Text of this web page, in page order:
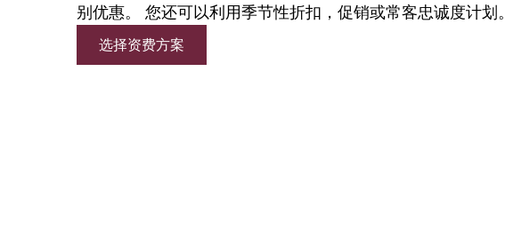
别优惠。 您还可以利用季节性折扣，促销或常客忠诚度计划。
选择资费方案